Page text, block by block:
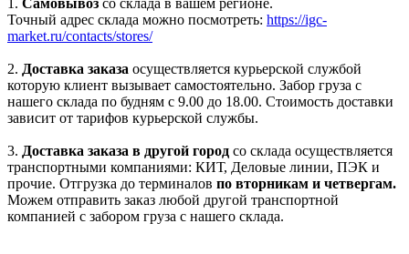
Точный адрес склада можно посмотреть: https://igc-
market.ru/contacts/stores/
2. Доставка заказа осуществляется курьерской службой
которую клиент вызывает самостоятельно. Забор груза с
нашего склада по будням с 9.00 до 18.00. Стоимость доставки
зависит от тарифов курьерской службы.
3. Доставка заказа в другой город со склада осуществляется
транспортными компаниями: КИТ, Деловые линии, ПЭК и
прочие. Отгрузка до терминалов по вторникам и четвергам.
Можем отправить заказ любой другой транспортной
компанией с забором груза с нашего склада.